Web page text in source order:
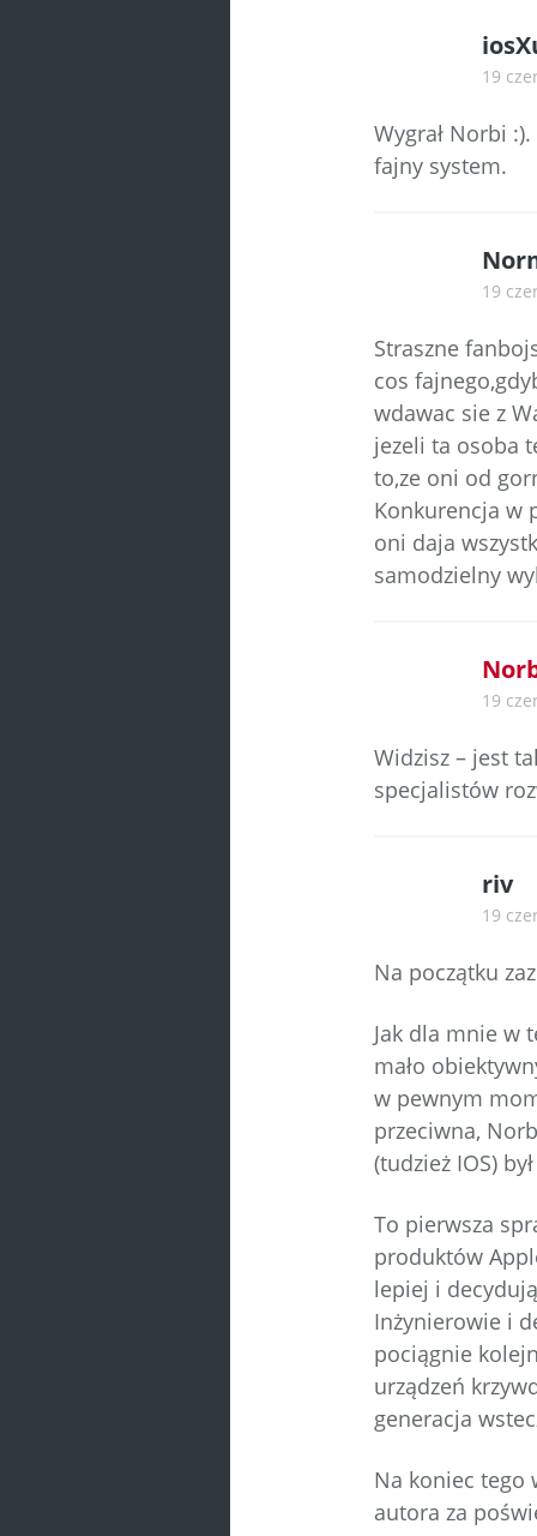
19
Wygrał Norbi
fajny system.
19
Straszne
cos
wdawac sie z
jezeli ta osoba
to,ze oni od
Konkurencja w
oni daja
samodzielny
19
Widzisz – jest
specjalistów
riv
19
Na początku
Jak dla mnie w
mało
w pewnym
przeciwna,
(tudzież IOS)
To pierwsza
produktów
lepiej i
Inżynierowie i
pociągnie
urządzeń
generacja
Na koniec tego
autora za